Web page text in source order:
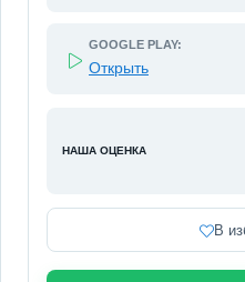
GOOGLE PLAY:
Открыть
НАША ОЦЕНКА
В